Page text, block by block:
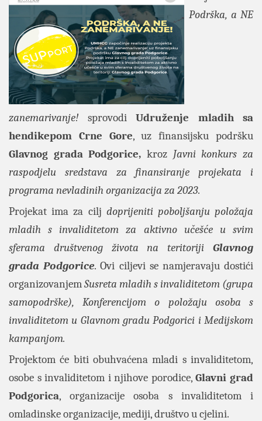
Podrška, a NE
zanemarivanje! sprovodi Udruženje mladih sa
hendikepom Crne Gore, uz finansijsku podršku
Glavnog grada Podgorice, kroz Javni konkurs za
raspodjelu sredstava za finansiranje projekata i
programa nevladinih organizacija za 2023.
Projekat ima za cilj doprijeniti poboljšanju položaja
mladih s invaliditetom za aktivno učešće u svim
sferama društvenog života na teritoriji Glavnog
grada Podgorice. Ovi ciljevi se namjeravaju dostići
organizovanjemSusreta mladih s invaliditetom (grupa
samopodrške), Konferencijom o položaju osoba s
invaliditetom u Glavnom gradu Podgorici i Medijskom
kampanjom.
Projektom će biti obuhvaćena mladi s invaliditetom,
osobe s invaliditetom i njihove porodice,Glavni grad
Podgorica, organizacije osoba s invaliditetom i
omladinske organizacije, mediji, društvo u cjelini.